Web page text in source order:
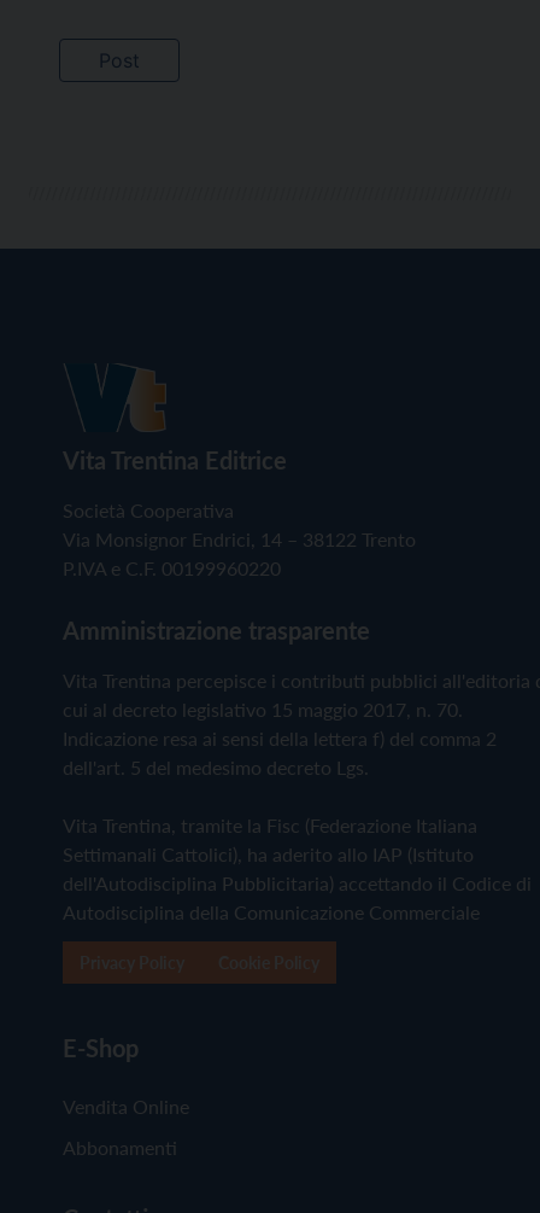
Vita Trentina Editrice
Società Cooperativa
Via Monsignor Endrici, 14 – 38122 Trento
P.IVA e C.F. 00199960220
Amministrazione trasparente
Vita Trentina percepisce i contributi pubblici all'editoria
cui al decreto legislativo 15 maggio 2017, n. 70.
Indicazione resa ai sensi della lettera f) del comma 2
dell'art. 5 del medesimo decreto Lgs.
Vita Trentina, tramite la Fisc (Federazione Italiana
Settimanali Cattolici), ha aderito allo IAP (Istituto
dell'Autodisciplina Pubblicitaria) accettando il Codice di
Autodisciplina della Comunicazione Commerciale
E-Shop
Vendita Online
Abbonamenti